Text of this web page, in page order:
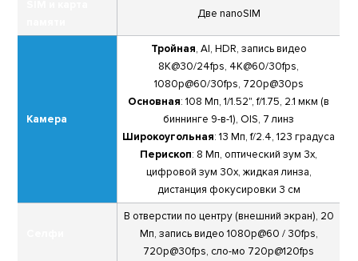
Две nanoSIM
Камера
Тройная, AI, HDR, запись видео
8К@30/24fps, 4K@60/30fps,
1080p@60/30fps, 720p@30ps
Основная: 108 Мп, 1/1.52", f/1.75, 2.1 мкм (в
биннинге 9-в-1), OIS, 7 линз
Широкоугольная: 13 Мп, f/2.4, 123 градуса
Перископ: 8 Мп, оптический зум 3x,
цифровой зум 30x, жидкая линза,
дистанция фокусировки 3 см
В отверстии по центру (внешний экран), 20
Мп, запись видео 1080р@60 / 30fps,
720p@30fps, сло-мо 720р@120fps